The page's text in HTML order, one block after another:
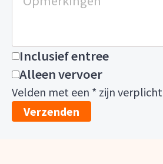
Inclusief entree
Alleen vervoer
Velden met een * zijn verplicht